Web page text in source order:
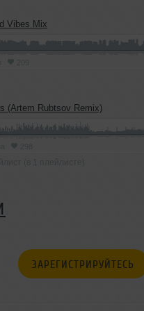
Vibes Mix
(Artem Rubtsov Remix)
ЗАРЕГИСТРИРУЙТЕСЬ